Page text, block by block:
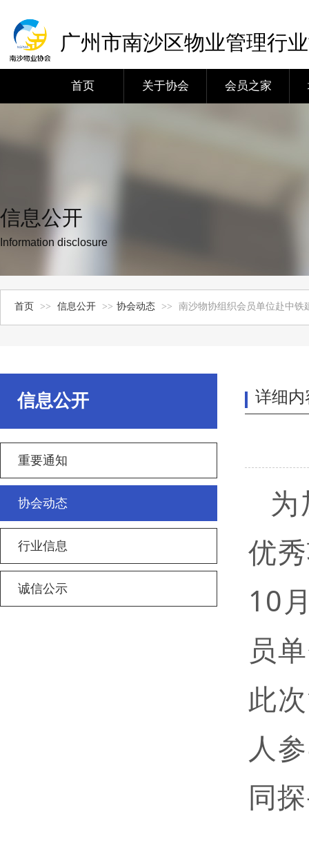
广州市南沙区物业管理行
首页 关于协会 会员之家
信息公开
Information disclosure
首页 >> 信息公开 >> 协会动态 >> 南沙物协组织会员单位赴中铁
信息公开
重要通知
协会动态
行业信息
诚信公示
详细内
优
10
员
此
人
同